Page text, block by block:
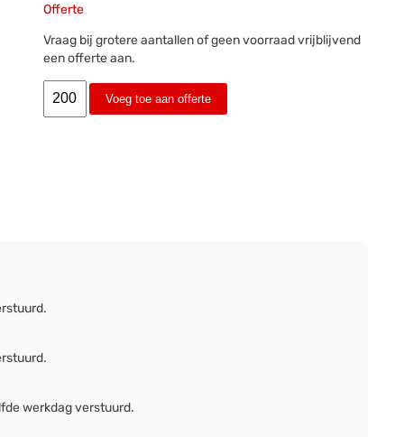
Offerte
Vraag bij grotere aantallen of geen voorraad vrijblijvend
een offerte aan.
Voeg toe aan offerte
werkdag verstuurd.